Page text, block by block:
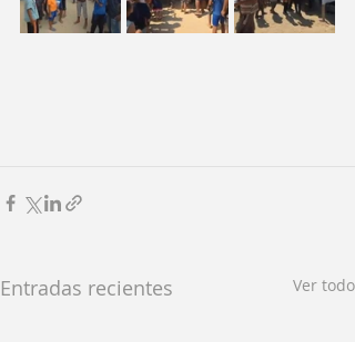
Entradas recientes Ver todo